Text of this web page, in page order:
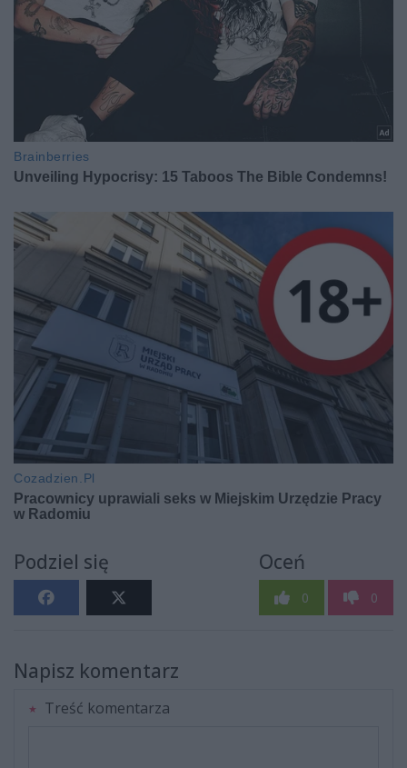
Podziel się Oceń
0 0
Napisz komentarz
Treść komentarza